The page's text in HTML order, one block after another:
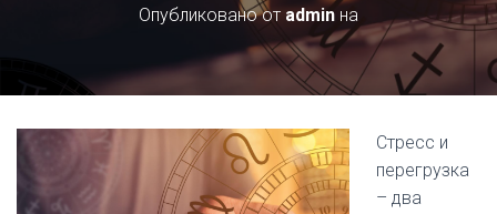
Опубликовано от admin на
Стресс и
перегрузка
– два